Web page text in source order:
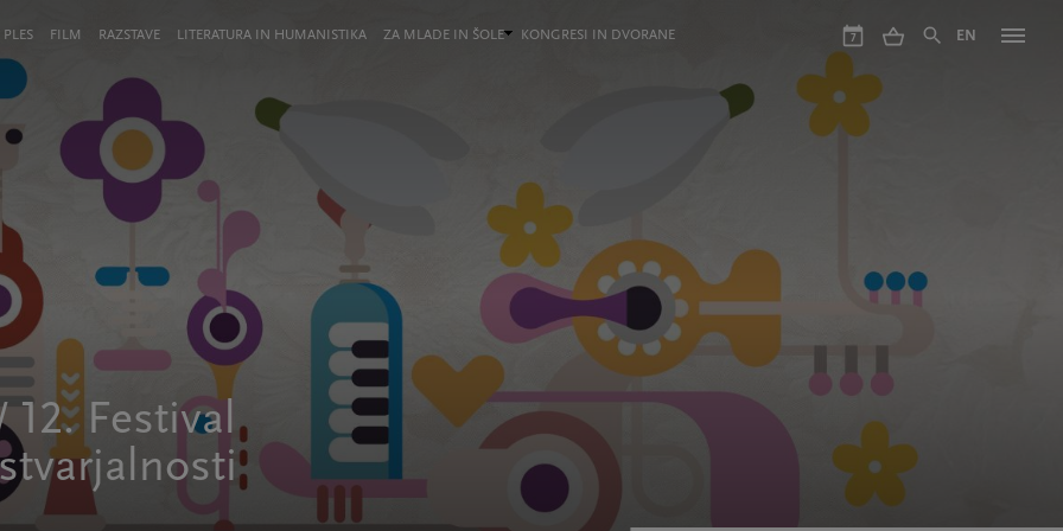
FILM RAZSTAVE LITERATURA IN HUMANISTIKA ZA MLADE IN ŠOLE KONGRESI IN DVORANE 7 EN
Festival